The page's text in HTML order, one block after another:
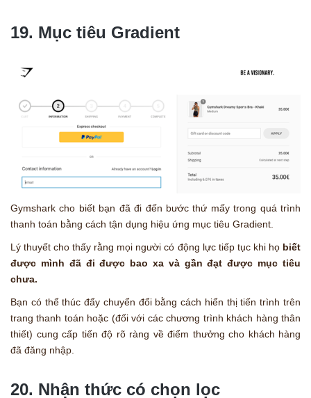
19. Mục tiêu Gradient
Gymshark cho biết bạn đã đi đến bước thứ mấy trong quá trình
thanh toán bằng cách tận dụng hiệu ứng mục tiêu Gradient.
Lý thuyết cho thấy rằng mọi người có động lực tiếp tục khi họ biết
được mình đã đi được bao xa và gần đạt được mục tiêu
chưa.
Bạn có thể thúc đẩy chuyển đổi bằng cách hiển thị tiến trình trên
trang thanh toán hoặc (đối với các chương trình khách hàng thân
thiết) cung cấp tiến độ rõ ràng về điểm thưởng cho khách hàng
đã đăng nhập.
20. Nhận thức có chọn lọc